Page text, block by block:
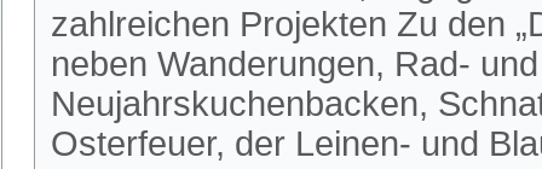
zahlreichen Projekten Zu den
neben Wanderungen, Rad-
Neujahrskuchenbacken,
Osterfeuer, der Leinen- und